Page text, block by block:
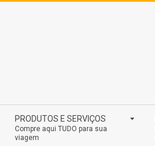
Navigation
Menu
PRODUTOS E SERVIÇOS
Compre aqui TUDO para sua
viagem